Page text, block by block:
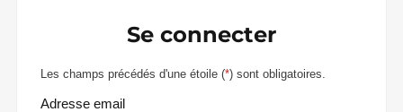
Se connecter
Les champs précédés d'une étoile (*) sont obligatoires.
Adresse email